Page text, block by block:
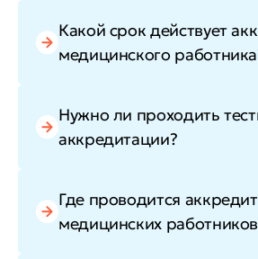
Какой срок действует
медицинского
Нужно ли проходить
аккредитации?
Где проводится
медицинских